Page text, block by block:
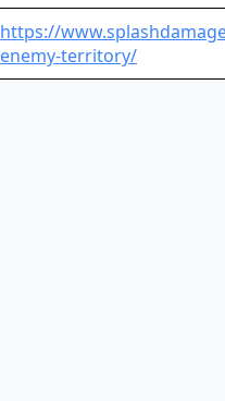
https://
enemy-territory/